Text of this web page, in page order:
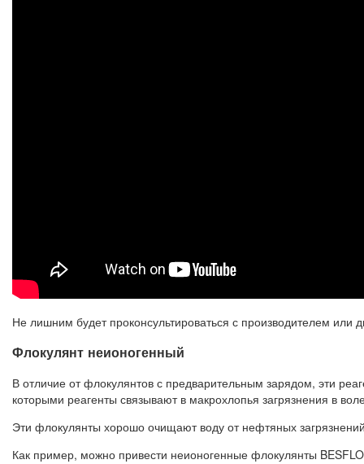
Не лишним будет проконсультироваться с производителем или
Флокулянт неионогенный
В отличие от флокулянтов с предварительным зарядом, эти
которыми реагенты связывают в макрохлопья загрязнения в
Эти флокулянты хорошо очищают воду от нефтяных
Как пример, можно привести неионогенные флокулянты